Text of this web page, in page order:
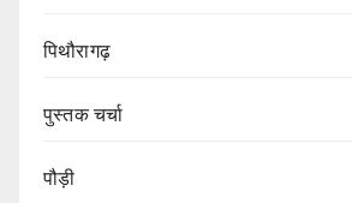
पिथौरागढ़
पुस्तक चर्चा
पौड़ी